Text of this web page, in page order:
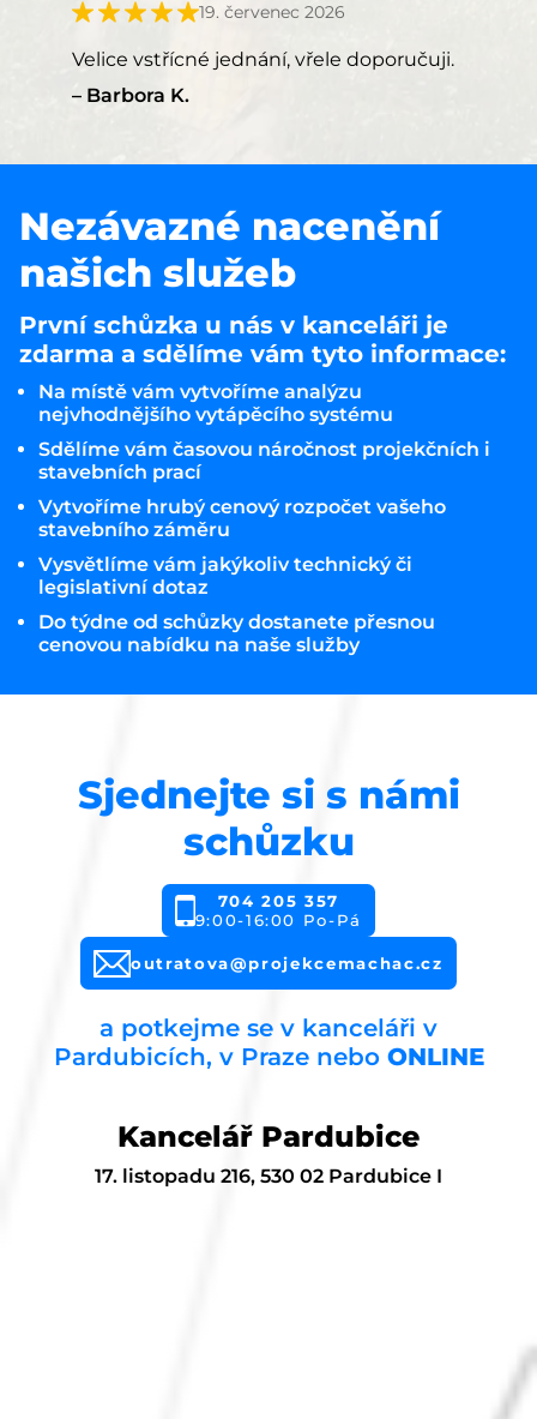
19. červenec 2026
Velice vstřícné jednání, vřele doporučuji.
Barbora K.
Nezávazné nacenění
našich služeb
První schůzka u nás v kanceláři je
zdarma a sdělíme vám tyto informace:
Na místě vám vytvoříme analýzu
nejvhodnějšího vytápěcího systému
Sdělíme vám časovou náročnost projekčních i
stavebních prací
Vytvoříme hrubý cenový rozpočet vašeho
stavebního záměru
Vysvětlíme vám jakýkoliv technický či
legislativní dotaz
Do týdne od schůzky dostanete přesnou
cenovou nabídku na naše služby
Sjednejte si s námi
schůzku
704 205 357
9:00-16:00 Po-Pá
outratova@projekcemachac.cz
a potkejme se v kanceláři v
Pardubicích, v Praze nebo ONLINE
Kancelář Pardubice
17. listopadu 216, 530 02 Pardubice I